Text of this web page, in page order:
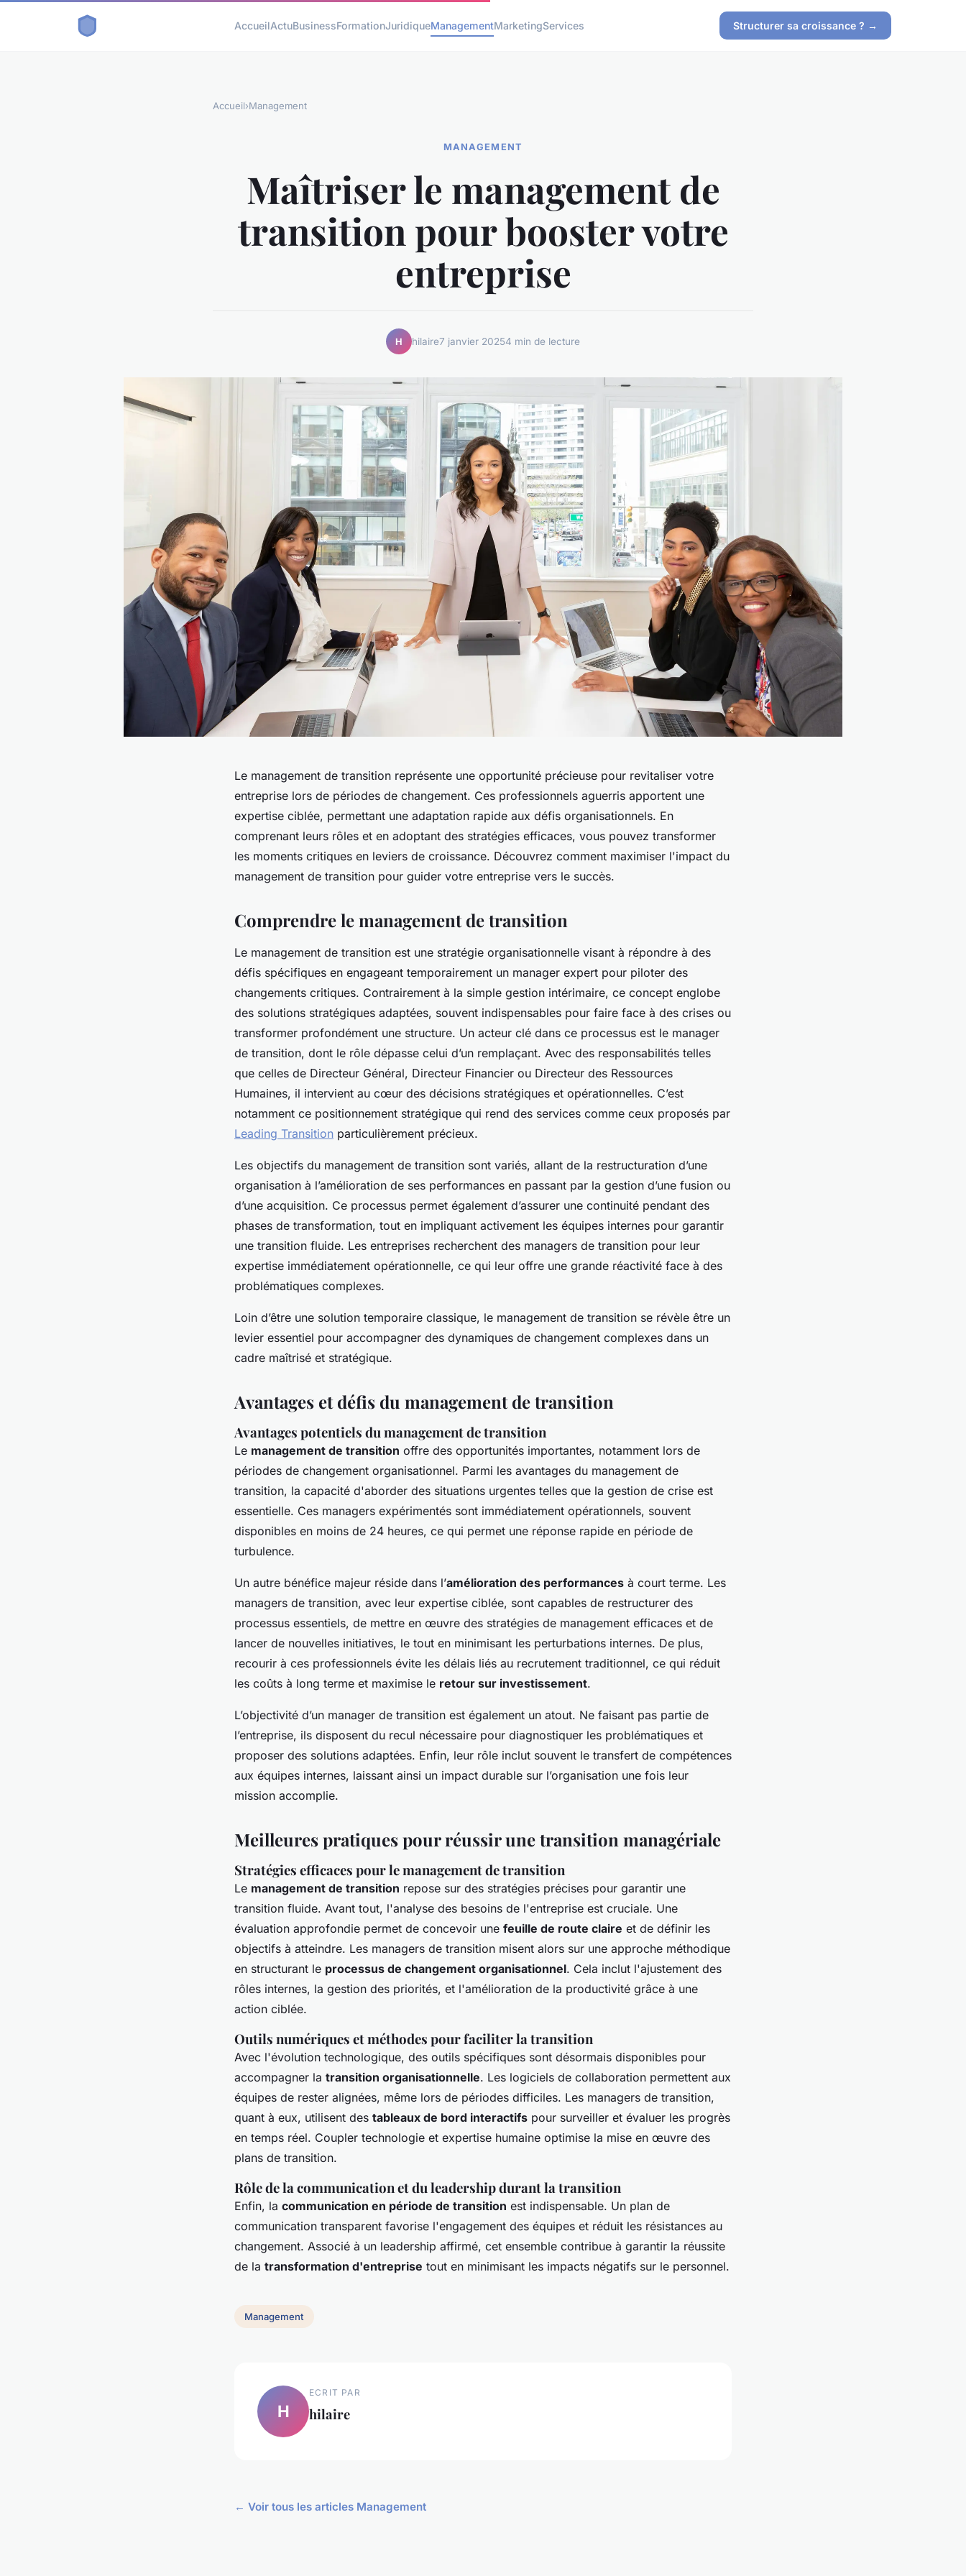
AccueilActuBusinessFormationJuridiqueManagementMarketingServices Structurer sa croissance ? →
Accueil›Management
MANAGEMENT
Maîtriser le management de
transition pour booster votre
entreprise
H hilaire7 janvier 20254 min de lecture
Le management de transition représente une opportunité précieuse pour revitaliser votre
entreprise lors de périodes de changement. Ces professionnels aguerris apportent une
expertise ciblée, permettant une adaptation rapide aux défis organisationnels. En
comprenant leurs rôles et en adoptant des stratégies efficaces, vous pouvez transformer
les moments critiques en leviers de croissance. Découvrez comment maximiser l'impact du
management de transition pour guider votre entreprise vers le succès.
Comprendre le management de transition
Le management de transition est une stratégie organisationnelle visant à répondre à des
défis spécifiques en engageant temporairement un manager expert pour piloter des
changements critiques. Contrairement à la simple gestion intérimaire, ce concept englobe
des solutions stratégiques adaptées, souvent indispensables pour faire face à des crises ou
transformer profondément une structure. Un acteur clé dans ce processus est le manager
de transition, dont le rôle dépasse celui d’un remplaçant. Avec des responsabilités telles
que celles de Directeur Général, Directeur Financier ou Directeur des Ressources
Humaines, il intervient au cœur des décisions stratégiques et opérationnelles. C’est
notamment ce positionnement stratégique qui rend des services comme ceux proposés par
Leading Transition particulièrement précieux.
Les objectifs du management de transition sont variés, allant de la restructuration d’une
organisation à l’amélioration de ses performances en passant par la gestion d’une fusion ou
d’une acquisition. Ce processus permet également d’assurer une continuité pendant des
phases de transformation, tout en impliquant activement les équipes internes pour garantir
une transition fluide. Les entreprises recherchent des managers de transition pour leur
expertise immédiatement opérationnelle, ce qui leur offre une grande réactivité face à des
problématiques complexes.
Loin d’être une solution temporaire classique, le management de transition se révèle être un
levier essentiel pour accompagner des dynamiques de changement complexes dans un
cadre maîtrisé et stratégique.
Avantages et défis du management de transition
Avantages potentiels du management de transition
Le management de transition offre des opportunités importantes, notamment lors de
périodes de changement organisationnel. Parmi les avantages du management de
transition, la capacité d'aborder des situations urgentes telles que la gestion de crise est
essentielle. Ces managers expérimentés sont immédiatement opérationnels, souvent
disponibles en moins de 24 heures, ce qui permet une réponse rapide en période de
turbulence.
Un autre bénéfice majeur réside dans l’amélioration des performances à court terme. Les
managers de transition, avec leur expertise ciblée, sont capables de restructurer des
processus essentiels, de mettre en œuvre des stratégies de management efficaces et de
lancer de nouvelles initiatives, le tout en minimisant les perturbations internes. De plus,
recourir à ces professionnels évite les délais liés au recrutement traditionnel, ce qui réduit
les coûts à long terme et maximise le retour sur investissement.
L’objectivité d’un manager de transition est également un atout. Ne faisant pas partie de
l’entreprise, ils disposent du recul nécessaire pour diagnostiquer les problématiques et
proposer des solutions adaptées. Enfin, leur rôle inclut souvent le transfert de compétences
aux équipes internes, laissant ainsi un impact durable sur l’organisation une fois leur
mission accomplie.
Meilleures pratiques pour réussir une transition managériale
Stratégies efficaces pour le management de transition
Le management de transition repose sur des stratégies précises pour garantir une
transition fluide. Avant tout, l'analyse des besoins de l'entreprise est cruciale. Une
évaluation approfondie permet de concevoir une feuille de route claire et de définir les
objectifs à atteindre. Les managers de transition misent alors sur une approche méthodique
en structurant le processus de changement organisationnel. Cela inclut l'ajustement des
rôles internes, la gestion des priorités, et l'amélioration de la productivité grâce à une
action ciblée.
Outils numériques et méthodes pour faciliter la transition
Avec l'évolution technologique, des outils spécifiques sont désormais disponibles pour
accompagner la transition organisationnelle. Les logiciels de collaboration permettent aux
équipes de rester alignées, même lors de périodes difficiles. Les managers de transition,
quant à eux, utilisent des tableaux de bord interactifs pour surveiller et évaluer les progrès
en temps réel. Coupler technologie et expertise humaine optimise la mise en œuvre des
plans de transition.
Rôle de la communication et du leadership durant la transition
Enfin, la communication en période de transition est indispensable. Un plan de
communication transparent favorise l'engagement des équipes et réduit les résistances au
changement. Associé à un leadership affirmé, cet ensemble contribue à garantir la réussite
de la transformation d'entreprise tout en minimisant les impacts négatifs sur le personnel.
Management
H
ECRIT PAR
hilaire
← Voir tous les articles Management